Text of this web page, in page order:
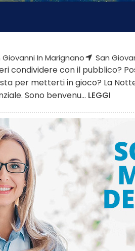
Giovanni In Marignano San
condividere con il pubblico?
per metterti in gioco? La
Sono benvenu... LEGGI